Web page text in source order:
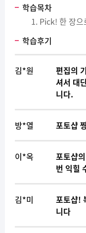
학습목차
Pick! 한 장으
학습후기
김*원
편집의
셔서 대
니다.
방*열 포토샵
이*옥
포토샵
번 익힐
김*미
포토샵!
니다